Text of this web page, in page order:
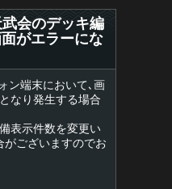
会のデッキ編
がエラーにな
ン端末において､画
なり発生する場合
表示件数を変更い
がございますのでお